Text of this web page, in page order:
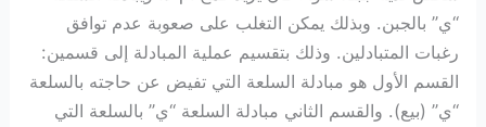
“ي” بالجبن. وبذلك يمكن التغلب على صعوبة عدم توافق
رغبات المتبادلين. وذلك بتقسيم عملية المبادلة إلى قسمين:
القسم الأول هو مبادلة السلعة التي تفيض عن حاجته بالسلعة
“ي” (بيع). والقسم الثاني مبادلة السلعة “ي” بالسلعة التي